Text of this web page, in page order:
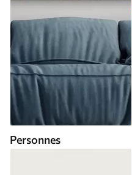
Personnes